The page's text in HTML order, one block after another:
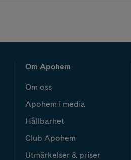
Om Apohem
Om oss
Apohem i media
Hållbarhet
Club Apohem
Utmärkelser & priser